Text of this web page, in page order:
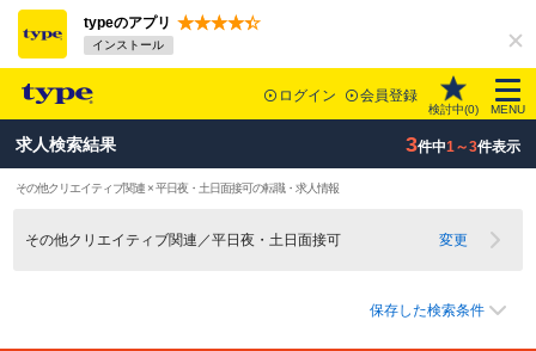
typeのアプリ
インストール
ログイン 会員登録
検討中(0) MENU
求人検索結果 3件中1～3件表示
その他クリエイティブ関連 × 平日夜・土日面接可の転職・求人情報
その他クリエイティブ関連／平日夜・土日面接可 変更
保存した検索条件